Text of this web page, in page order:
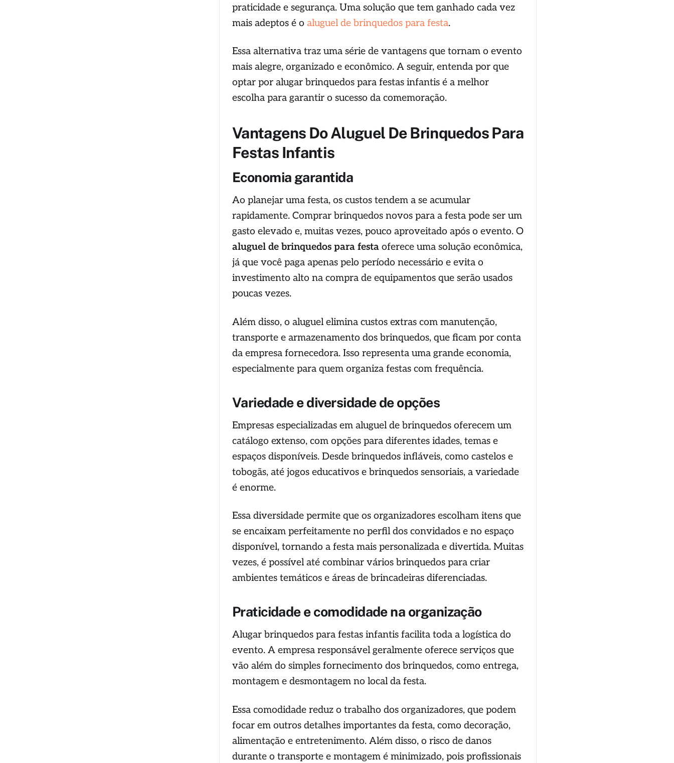
praticidade e segurança. Uma solução que tem ganhado cada vez
mais adeptos é o aluguel de brinquedos para festa.
Essa alternativa traz uma série de vantagens que tornam o evento
mais alegre, organizado e econômico. A seguir, entenda por que
optar por alugar brinquedos para festas infantis é a melhor
escolha para garantir o sucesso da comemoração.
Vantagens Do Aluguel De Brinquedos Para
Festas Infantis
Economia garantida
Ao planejar uma festa, os custos tendem a se acumular
rapidamente. Comprar brinquedos novos para a festa pode ser um
gasto elevado e, muitas vezes, pouco aproveitado após o evento. O
aluguel de brinquedos para festaoferece uma solução econômica,
já que você paga apenas pelo período necessário e evita o
investimento alto na compra de equipamentos que serão usados
poucas vezes.
Além disso, o aluguel elimina custos extras com manutenção,
transporte e armazenamento dos brinquedos, que ficam por conta
da empresa fornecedora. Isso representa uma grande economia,
especialmente para quem organiza festas com frequência.
Variedade e diversidade de opções
Empresas especializadas em aluguel de brinquedos oferecem um
catálogo extenso, com opções para diferentes idades, temas e
espaços disponíveis. Desde brinquedos infláveis, como castelos e
tobogãs, até jogos educativos e brinquedos sensoriais, a variedade
é enorme.
Essa diversidade permite que os organizadores escolham itens que
se encaixam perfeitamente no perfil dos convidados e no espaço
disponível, tornando a festa mais personalizada e divertida. Muitas
vezes, é possível até combinar vários brinquedos para criar
ambientes temáticos e áreas de brincadeiras diferenciadas.
Praticidade e comodidade na organização
Alugar brinquedos para festas infantis facilita toda a logística do
evento. A empresa responsável geralmente oferece serviços que
vão além do simples fornecimento dos brinquedos, como entrega,
montagem e desmontagem no local da festa.
Essa comodidade reduz o trabalho dos organizadores, que podem
focar em outros detalhes importantes da festa, como decoração,
alimentação e entretenimento. Além disso, o risco de danos
durante o transporte e montagem é minimizado, pois profissionais